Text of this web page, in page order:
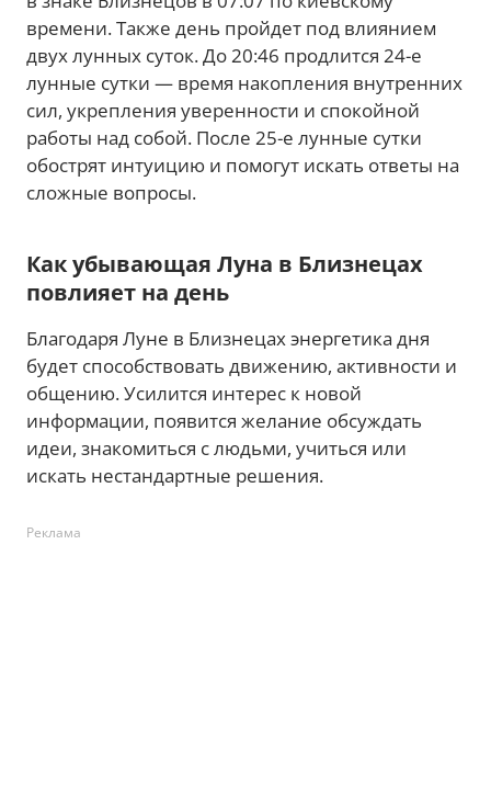
времени. Также день пройдет под влиянием
двух лунных суток. До 20:46 продлится 24-е
лунные сутки — время накопления внутренних
сил, укрепления уверенности и спокойной
работы над собой. После 25-е лунные сутки
обострят интуицию и помогут искать ответы на
сложные вопросы.
Как убывающая Луна в Близнецах
повлияет на день
Благодаря Луне в Близнецах энергетика дня
будет способствовать движению, активности и
общению. Усилится интерес к новой
информации, появится желание обсуждать
идеи, знакомиться с людьми, учиться или
искать нестандартные решения.
Реклама